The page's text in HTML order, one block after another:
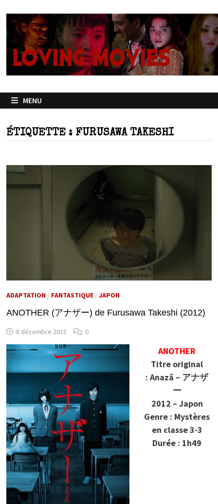
contenu
MENU
ÉTIQUETTE : FURUSAWA TAKESHI
ADAPTATION/ FANTASTIQUE/ JAPON
ANOTHER (アナザー) de Furusawa Takeshi (2012)
8 décembre 2015 0
ANOTHER
Titre original
: Anazâ – アナザ
ー
2012 – Japon
Genre : Mystères
en classe 3-3
Durée : 1h49